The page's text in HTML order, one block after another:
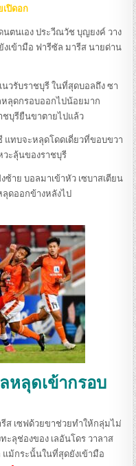
เปิดอก
ตนเอง ประวีณวัช บุญยงค์ วาง
เข้ามือ ฟารีซัล มารีส นายด่าน
วรับราชบุรี ในที่สุดบอลถึง ซา
ลุดกรอบออกไปน้อยมาก
บุรียืนขาตายไปแล้ว
แทบจะหลุดโดดเดี่ยวที่ขอบขวา
ะลุ้นของราชบุรี
ซ้าย บอลมาเข้าหัว เซบาสเตียน
ดออกข้างหลังไป
หลุดเข้ากรอบ
ส เซฟด้วยขาช่วยทำให้กลุ่มไม่
ะลุช่องของ เลอันโดร วาลาส
แม้กระนั้นในที่สุดยังเข้ามือ